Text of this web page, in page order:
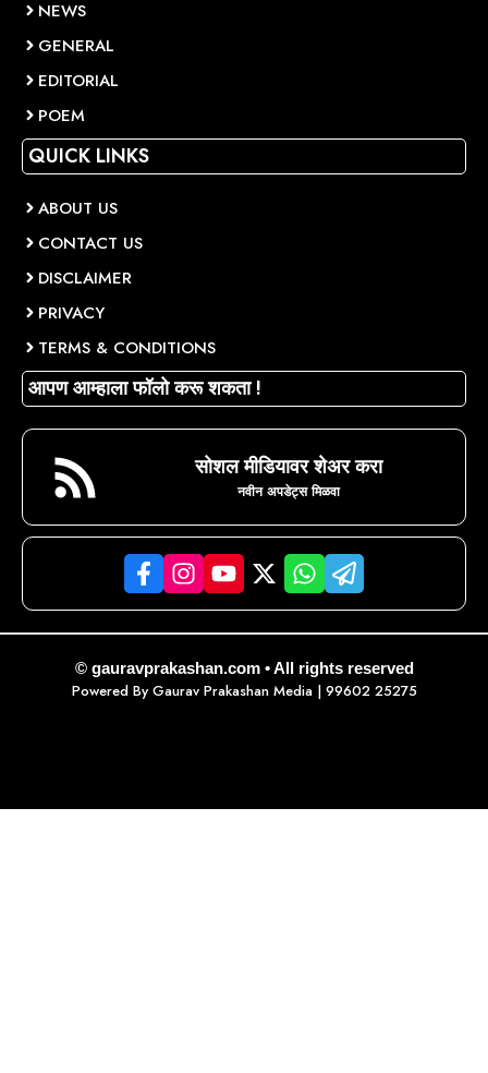
NEWS
GENERAL
EDITORIAL
POEM
QUICK LINKS
ABOUT US
CONTACT US
DISCLAIMER
PRIVACY
TERMS & CONDITIONS
आपण आम्हाला फॉलो करू शकता !
सोशल मीडियावर शेअर करा
नवीन अपडेट्स मिळवा
© gauravprakashan.com • All rights reserved
Powered By Gaurav Prakashan Media| 99602 25275